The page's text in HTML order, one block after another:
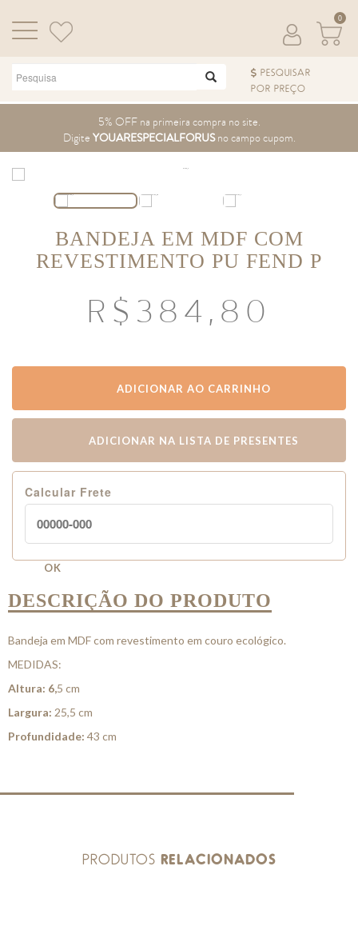
Pular para o conteúdo5% OFF na primeira compra no site.
Digite YOUARESPECIALFORUSno campo cupom.
0
PESQUISAR
POR PREÇO
BANDEJA EM MDF COM
REVESTIMENTO PU FEND P
R$ 384,80
ADICIONAR AO CARRINHO
ADICIONAR NA LISTA DE PRESENTES
Calcular Frete
OK
DESCRIÇÃO DO PRODUTO
Bandeja em MDF com revestimento em couro ecológico.
MEDIDAS:
Altura: 6,5 cm
Largura: 25,5 cm
Profundidade: 43 cm
PRODUTOS RELACIONADOS